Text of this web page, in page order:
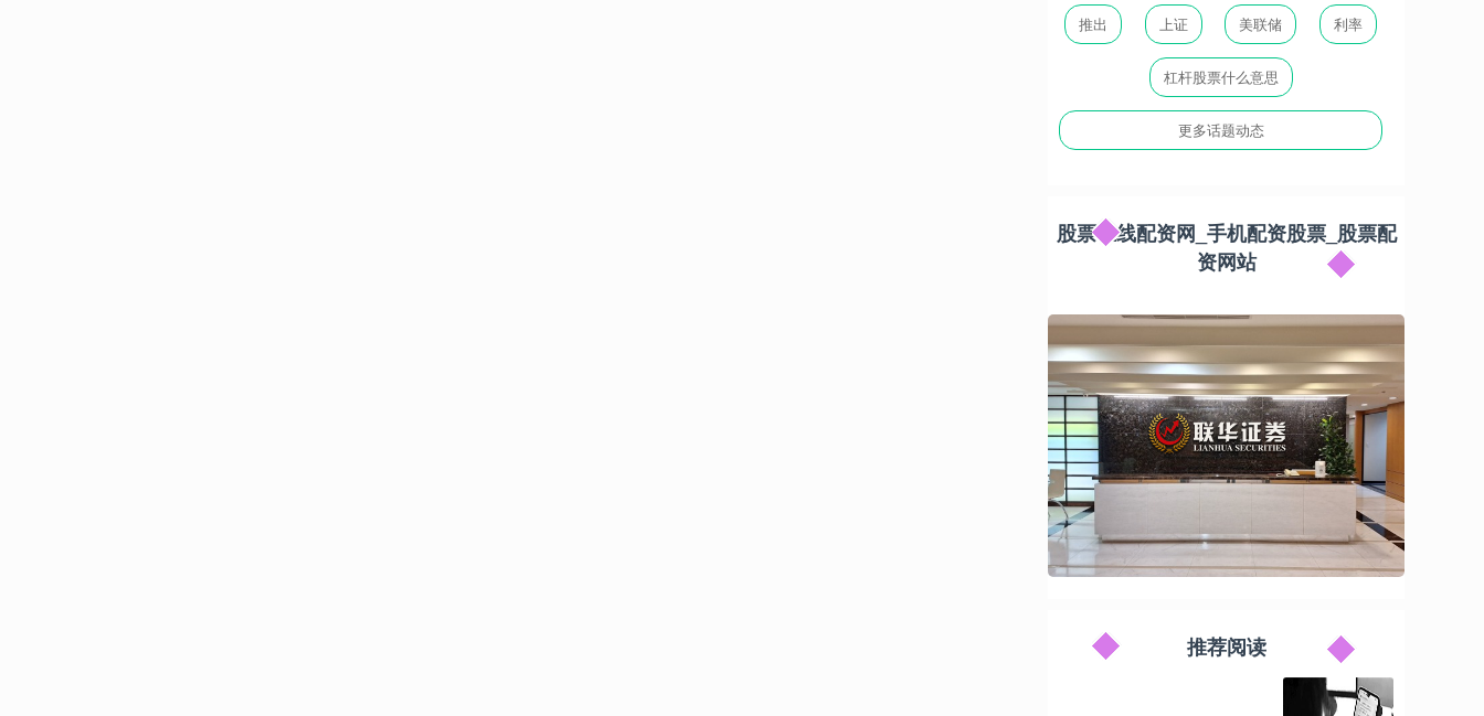
推出 上证 美联储 利率
杠杆股票什么意思
更多话题动态
股票在线配资网_手机配资股票_股票配
资网站
推荐阅读